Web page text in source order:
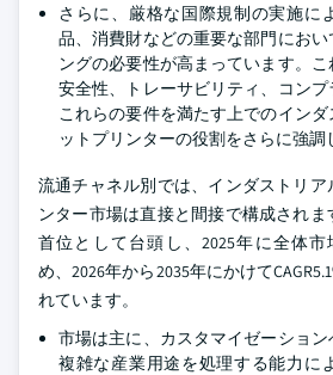
さらに、厳格な国際規制の実施に
品、消費財などの重要な部門にお
ングの必要性が高まっています。
安全性、トレーサビリティ、コンプ
これらの要件を満たす上でのイン
ットプリンターの役割をさらに強調
流通チャネル別では、インダストリア
ンター市場は直接と間接で構成され
首位として台頭し、2025年に全体市
め、2026年から2035年にかけて
れています。
市場は主に、カスタマイゼーション
複雑な産業用途を処理する能力に